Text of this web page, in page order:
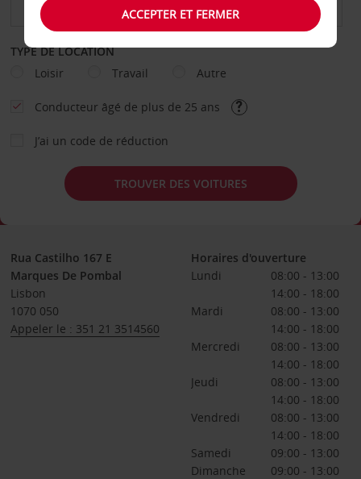
TYPE DE LOCATION
Loisir
Travail Autre
Conducteur âgé de plus de 25 ans
J’ai un code de réduction
TROUVER DES VOITURES
Rua Castilho 167 E
Marques De Pombal
Lisbon
1070 050
Appeler le : 351 21 3514560
Horaires d'ouverture
Lundi
08:00 - 13:00
14:00 - 18:00
Mardi
08:00 - 13:00
14:00 - 18:00
Mercredi
08:00 - 13:00
14:00 - 18:00
Jeudi
08:00 - 13:00
14:00 - 18:00
Vendredi
08:00 - 13:00
14:00 - 18:00
Samedi
09:00 - 13:00
Dimanche
09:00 - 13:00
ACCEPTER ET FERMER